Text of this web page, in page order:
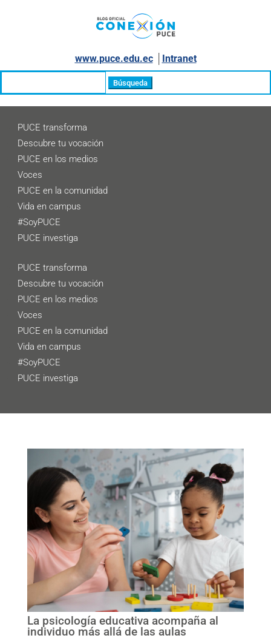
www.puce.edu.ec│ Intranet
PUCE transforma
Descubre tu vocación
PUCE en los medios
Voces
PUCE en la comunidad
Vida en campus
#SoyPUCE
PUCE investiga
PUCE transforma
Descubre tu vocación
PUCE en los medios
Voces
PUCE en la comunidad
Vida en campus
#SoyPUCE
PUCE investiga
La psicología educativa acompaña al
individuo más allá de las aulas